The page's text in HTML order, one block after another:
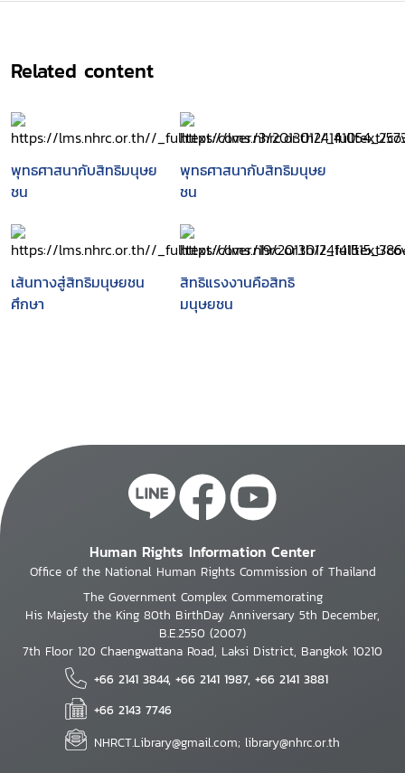
Related content
พุทธศาสนากับสิทธิมนุษย
ชน
พุทธศาสนากับสิทธิมนุษย
ชน
เส้นทางสู่สิทธิมนุษยชน
ศึกษา
สิทธิแรงงานคือสิทธิ
มนุษยชน
Human Rights Information Center
Office of the National Human Rights Commission of Thailand
The Government Complex Commemorating
His Majesty the King 80th BirthDay Anniversary 5th December,
B.E.2550 (2007)
7th Floor 120 Chaengwattana Road, Laksi District, Bangkok 10210
+66 2141 3844, +66 2141 1987, +66 2141 3881
+66 2143 7746
NHRCT.Library@gmail.com; library@nhrc.or.th